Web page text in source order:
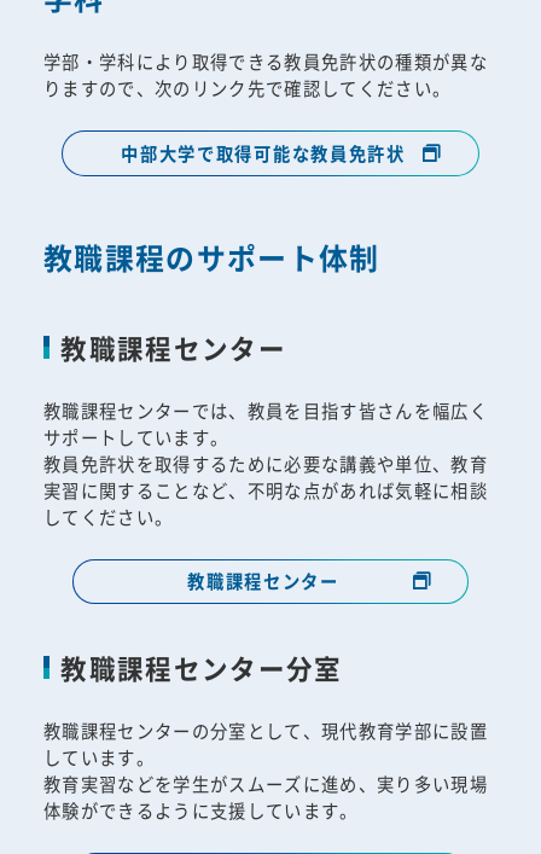
学部・学科により取得できる教員免許状の種類が異な
りますので、次のリンク先で確認してください。
中部大学で取得可能な教員免許状
教職課程のサポート体制
教職課程センター
教職課程センターでは、教員を目指す皆さんを幅広く
サポートしています。
教員免許状を取得するために必要な講義や単位、教育
実習に関することなど、不明な点があれば気軽に相談
してください。
教職課程センター
教職課程センター分室
教職課程センターの分室として、現代教育学部に設置
しています。
教育実習などを学生がスムーズに進め、実り多い現場
体験ができるように支援しています。